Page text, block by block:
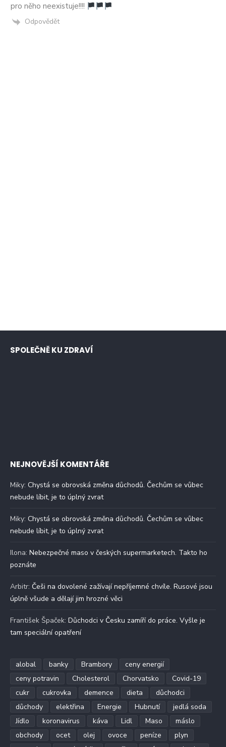
pro něho neexistuje!!!!
Odpovědět
SPOLEČNĚ KU ZDRAVÍ
NEJNOVĚJŠÍ KOMENTÁŘE
Miky: Chystá se obrovská změna důchodů. Čechům se vůbec
nebude líbit, je to úplný zvrat
Miky: Chystá se obrovská změna důchodů. Čechům se vůbec
nebude líbit, je to úplný zvrat
Ilona: Nebezpečné maso v českých supermarketech. Takto ho
poznáte
Arbitr: Češi na dovolené zažívají nepříjemné chvíle. Rusové jsou
úplně všude a dělají jim hrozné věci
František Špaček: Důchodci v Česku zamíří do práce. Vyšle je
tam speciální opatření
alobal banky Brambory
ceny energií
ceny potravin
Cholesterol Chorvatsko
Covid-19
cukr
cukrovka demence dieta
důchodci
důchody
elektřina Energie Hubnutí
jedlá soda
Jídlo
koronavirus káva Lidl Maso
máslo
obchody
ocet olej ovoce peníze
plyn